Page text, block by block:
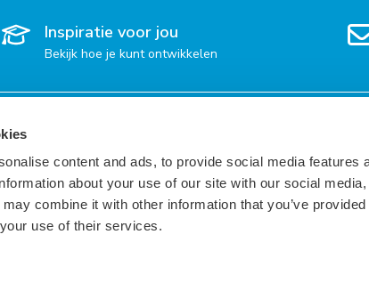
content and ads, to provide social media features
about your use of our site with our social
combine it with other information that you’ve
use of their services.
Inspiratie voor jou
Bekijk hoe je kunt ontwikkelen
per regio
Engels
Frans